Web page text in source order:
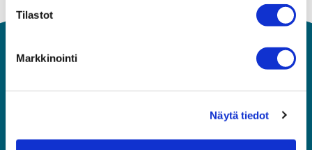
Tilastot
Markkinointi
Näytä tiedot